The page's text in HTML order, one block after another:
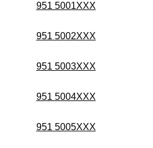
951 5001XXX
951 5002XXX
951 5003XXX
951 5004XXX
951 5005XXX